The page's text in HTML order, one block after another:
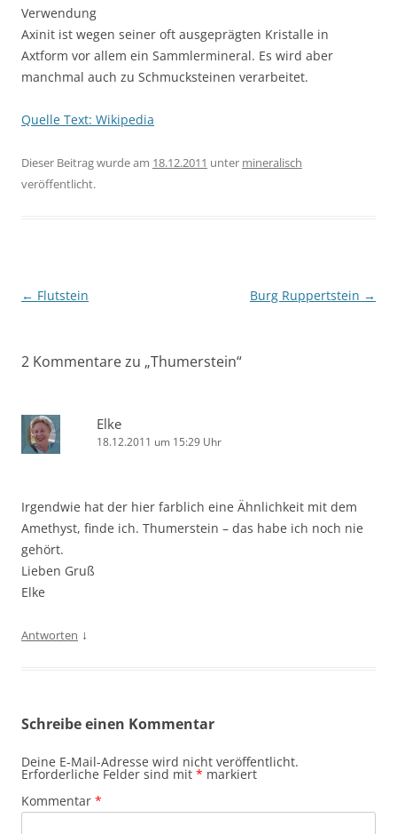
Verwendung
Axinit ist wegen seiner oft ausgeprägten Kristalle in
Axtform vor allem ein Sammlermineral. Es wird aber
manchmal auch zu Schmucksteinen verarbeitet.
Quelle Text: Wikipedia
Dieser Beitrag wurde am 18.12.2011 unter mineralisch
veröffentlicht.
Beitragsnavigation
← Flutstein Burg Ruppertstein →
2 Kommentare zu „Thumerstein“
Elke
18.12.2011 um 15:29 Uhr
Irgendwie hat der hier farblich eine Ähnlichkeit mit dem
Amethyst, finde ich. Thumerstein – das habe ich noch nie
gehört.
Lieben Gruß
Elke
Antworten ↓
Schreibe einen Kommentar
Deine E-Mail-Adresse wird nicht veröffentlicht.
Erforderliche Felder sind mit * markiert
Kommentar *